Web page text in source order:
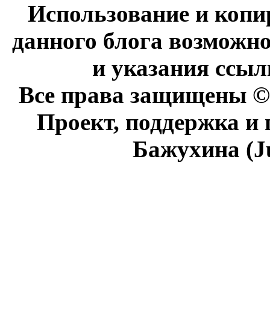
Использование и
данного блога
и указания
Все права защищены
Проект, поддержка
Бажухина